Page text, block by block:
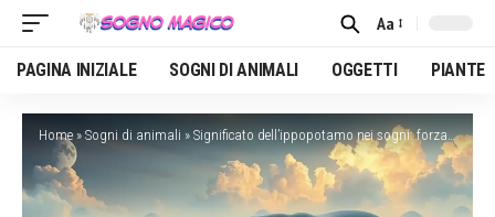
Font
Resizer
Aa
PAGINA INIZIALE SOGNI DI ANIMALI OGGETTI PIANTE
Home » Sogni di animali » Significato dell’ippopotamo nei sogni: forza calma